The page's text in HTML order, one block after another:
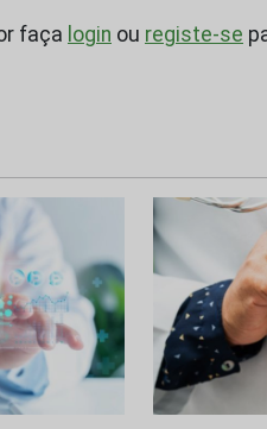
faça login ou registe-se